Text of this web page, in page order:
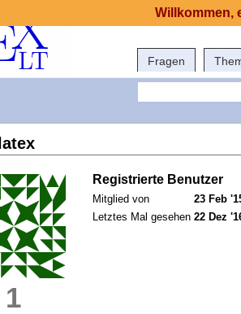
Fragen
1
Registrierte Benutzer
Mitglied von
23 Feb
Letztes Mal gesehen 22 Dez
Willkommen,